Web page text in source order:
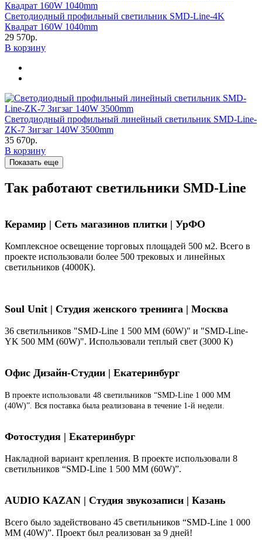
Светодиодный профильный светильник SMD-Line-4K
Квадрат 160W 1040mm
29 570р.
В корзину
Светодиодный профильный линейный светильник SMD-Line-
ZK-7 Зигзаг 140W 3500mm
35 670р.
В корзину
Показать еще
Так работают светильники SMD-Line
Керамир | Сеть магазинов плитки | УрФО
Комплексное освещение торговых площадей 500 м2. Всего в
проекте использовали более 500 трековых и линейных
светильников (4000К).
Soul Unit | Студия женского тренинга | Москва
36 светильников "SMD-Line 1 500 ММ (60W)" и "SMD-Line-
YK 500 ММ (60W)". Использовали теплый свет (3000 К)
Офис Дизайн-Студии | Екатеринбург
В проекте использовали 48 светильников “SMD-Line 1 000 ММ
(40W)”. Вся поставка была реализована в течение 1-й недели.
Фотостудия | Екатеринбург
Накладной вариант крепления. В проекте использовали 8
светильников “SMD-Line 1 500 ММ (60W)”.
AUDIO KAZAN | Студия звукозаписи | Казань
Всего было задействовано 45 светильников “SMD-Line 1 000
ММ (40W)”. Проект был реализован за 9 дней!